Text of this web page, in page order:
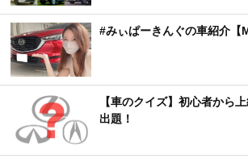
#みぃぱーきんぐの車紹介【
【車のクイズ】初心者から
出題！